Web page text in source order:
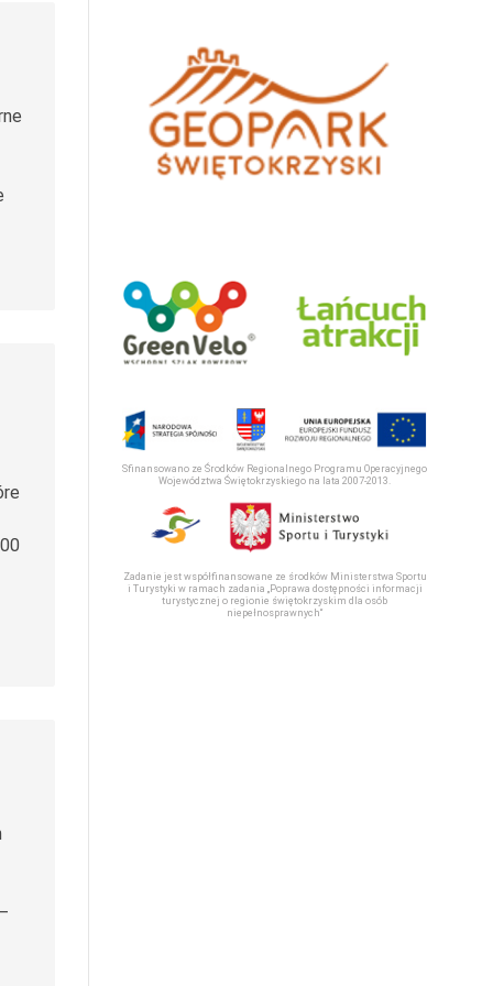
Sfinansowano ze Środków Regionalnego Programu Operacyjnego
Województwa Świętokrzyskiego na lata 2007-2013.
Zadanie jest współfinansowane ze środków Ministerstwa Sportu
i Turystyki w ramach zadania „Poprawa dostępności informacji
turystycznej o regionie świętokrzyskim dla osób
niepełnosprawnych“